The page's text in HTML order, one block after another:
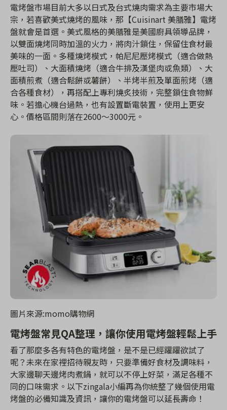
電烤盤市場目前大多以日式及台式燒肉需求為主要市場大
宗，若喜歡美式燒烤的風味，那【Cuisinart 美膳雅】電烤
盤就會是首選。美式風格的美膳雅是美國廚具領導品牌，
以雙面燒烤同時加溫的火力，將肉汁鎖住，保留住食材最
美味的一面。多種燒烤模式，帕尼尼壓烤模式（適合做熱
壓吐司）、大面積燒烤（適合牛排及漢堡肉或魚類）、大
面積煎煮（適合鬆餅或薯餅）、半烤半煎及單面煎烤（適
合各種食材），再搭配上專利燒炙技術，完整鎖住食物鮮
味。若擔心機台過熱，也有設置斷電裝置，使用上更安
心。價格區間則落在2600～3000元。
圖片來源:momo購物網
電烤盤常見QA整理，讓你使用電烤盤輕鬆上手
看了那麼多各有特色的電烤盤，是不是已經躍躍欲試了
呢？未來在家裡招待親友時，只要準備好食材及調味料，
大家邊聊天邊烤肉煮鍋，就可以不停上好菜，滿足各種不
同的口味需求。以下zingala小編再為你統整了幾個使用電
烤盤的必備知識及資訊，讓你的電烤盤可以延長壽命！